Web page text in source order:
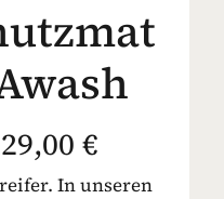
€
In unseren